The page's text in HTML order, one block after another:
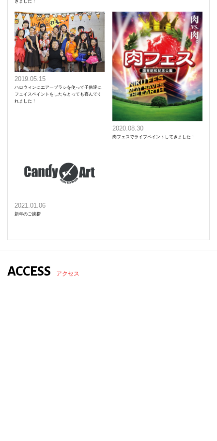
2019.05.15
ハロウィンにエアーブラシを使って子供達に
フェイスペイントをしたらとっても喜んでく
れました！
2020.08.30
肉フェスでライブペイントしてきました！
2021.01.06
新年のご挨拶
ACCESS アクセス